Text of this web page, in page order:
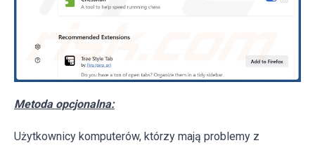
Metoda opcjonalna:
Użytkownicy komputerów, którzy mają problemy z